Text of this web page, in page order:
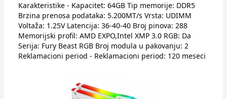
Karakteristike - Kapacitet: 64GB Tip memorije: DDR5
Brzina prenosa podataka: 5.200MT/s Vrsta: UDIMM
Voltaža: 1.25V Latencija: 36-40-40 Broj pinova: 288
Memorijski profil: AMD EXPO,Intel XMP 3.0 RGB: Da
Serija: Fury Beast RGB Broj modula u pakovanju: 2
Reklamacioni period - Reklamacioni period: 120 meseci